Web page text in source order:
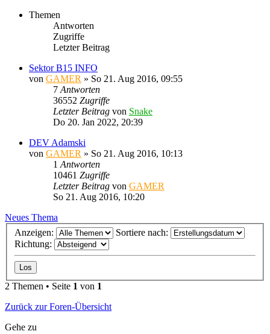
Themen
Antworten
Zugriffe
Letzter Beitrag
Sektor B15 INFO
von GAMER » So 21. Aug 2016, 09:55
7 Antworten
36552 Zugriffe
Letzter Beitrag von Snake
Do 20. Jan 2022, 20:39
DEV Adamski
von GAMER » So 21. Aug 2016, 10:13
1 Antworten
10461 Zugriffe
Letzter Beitrag von GAMER
So 21. Aug 2016, 10:20
Neues Thema
Anzeigen:
Sortiere nach:
Richtung:
2 Themen • Seite 1 von 1
Zurück zur Foren-Übersicht
Gehe zu